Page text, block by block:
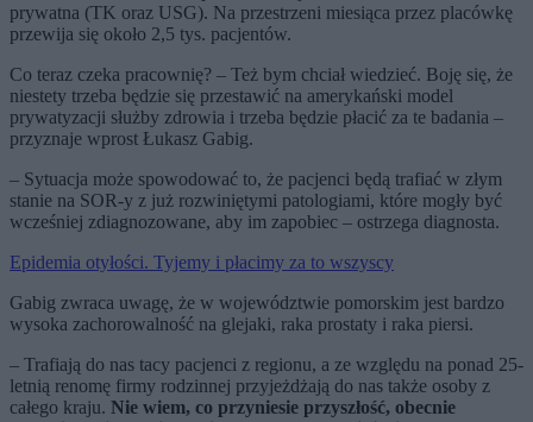
prywatna (TK oraz USG). Na przestrzeni miesiąca przez placówkę
przewija się około 2,5 tys. pacjentów.
Co teraz czeka pracownię? – Też bym chciał wiedzieć. Boję się, że
niestety trzeba będzie się przestawić na amerykański model
prywatyzacji służby zdrowia i trzeba będzie płacić za te badania –
przyznaje wprost Łukasz Gabig.
– Sytuacja może spowodować to, że pacjenci będą trafiać w złym
stanie na SOR-y z już rozwiniętymi patologiami, które mogły być
wcześniej zdiagnozowane, aby im zapobiec – ostrzega diagnosta.
Epidemia otyłości. Tyjemy i płacimy za to wszyscy
Gabig zwraca uwagę, że w województwie pomorskim jest bardzo
wysoka zachorowalność na glejaki, raka prostaty i raka piersi.
– Trafiają do nas tacy pacjenci z regionu, a ze względu na ponad 25-
letnią renomę firmy rodzinnej przyjeżdżają do nas także osoby z
całego kraju. Nie wiem, co przyniesie przyszłość, obecnie